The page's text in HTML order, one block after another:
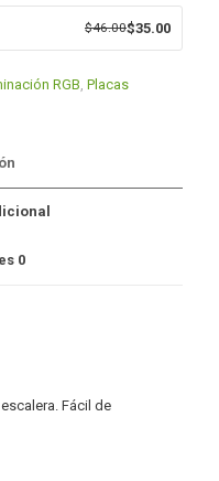
$46.00$35.00
RGB Placas
0
Fácil de